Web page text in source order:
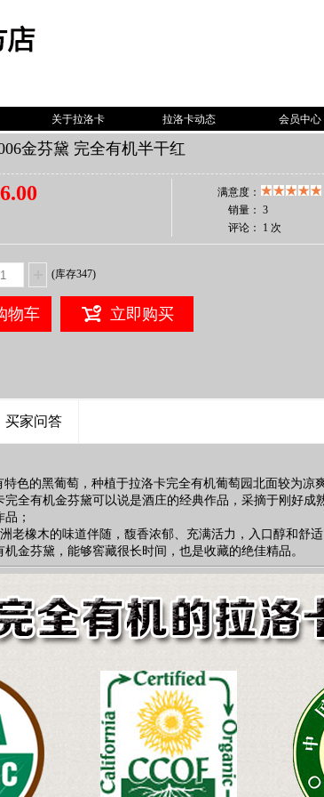
关于拉洛卡 拉洛卡动态 会员中心
金芬黛 完全有机半干红
满意度：
销量： 3
评论：
1 次
(库存347)
物车 立即购买
买家问答
色的黑葡萄，种植于拉洛卡完全有机葡萄园北面较为
全有机金芬黛可以说是酒庄的经典作品，采摘于刚好
；
老橡木的味道伴随，馥香浓郁、充满活力，入口醇和舒
金芬黛，能够窖藏很长时间，也是收藏的绝佳精品。